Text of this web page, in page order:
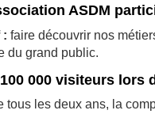
ASDM
: faire découvrir nos
du grand public.
000 visiteurs lors
tous les deux ans, la